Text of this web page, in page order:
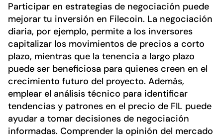
Participar en estrategias de negociación puede
mejorar tu inversión en Filecoin. La negociación
diaria, por ejemplo, permite a los inversores
capitalizar los movimientos de precios a corto
plazo, mientras que la tenencia a largo plazo
puede ser beneficiosa para quienes creen en el
crecimiento futuro del proyecto. Además,
emplear el análisis técnico para identificar
tendencias y patrones en el precio de FIL puede
ayudar a tomar decisiones de negociación
informadas. Comprender la opinión del mercado